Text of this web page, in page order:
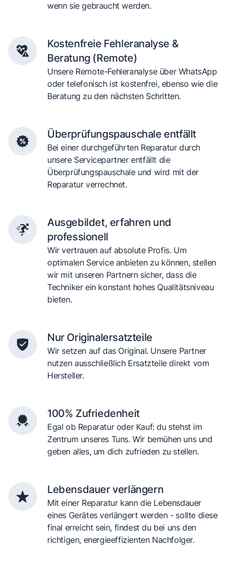
wenn sie gebraucht werden.
Kostenfreie Fehleranalyse &
Beratung (Remote)
Unsere Remote-Fehleranalyse über WhatsApp
oder telefonisch ist kostenfrei, ebenso wie die
Beratung zu den nächsten Schritten.
Überprüfungspauschale entfällt
Bei einer durchgeführten Reparatur durch
unsere Servicepartner entfällt die
Überprüfungspauschale und wird mit der
Reparatur verrechnet.
Ausgebildet, erfahren und
professionell
Wir vertrauen auf absolute Profis. Um
optimalen Service anbieten zu können, stellen
wir mit unseren Partnern sicher, dass die
Techniker ein konstant hohes Qualitätsniveau
bieten.
Nur Originalersatzteile
Wir setzen auf das Original. Unsere Partner
nutzen ausschließlich Ersatzteile direkt vom
Hersteller.
100% Zufriedenheit
Egal ob Reparatur oder Kauf: du stehst im
Zentrum unseres Tuns. Wir bemühen uns und
geben alles, um dich zufrieden zu stellen.
Lebensdauer verlängern
Mit einer Reparatur kann die Lebensdauer
eines Gerätes verlängert werden - sollte diese
final erreicht sein, findest du bei uns den
richtigen, energieeffizienten Nachfolger.